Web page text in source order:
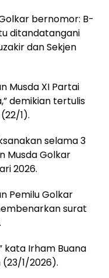
bernomor: B-
ditandatangani
dan Sekjen
Musda XI Partai
demikian tertulis
1).
selama 3
Musda Golkar
2026.
Pemilu Golkar
surat
kata Irham Buana
1/2026).